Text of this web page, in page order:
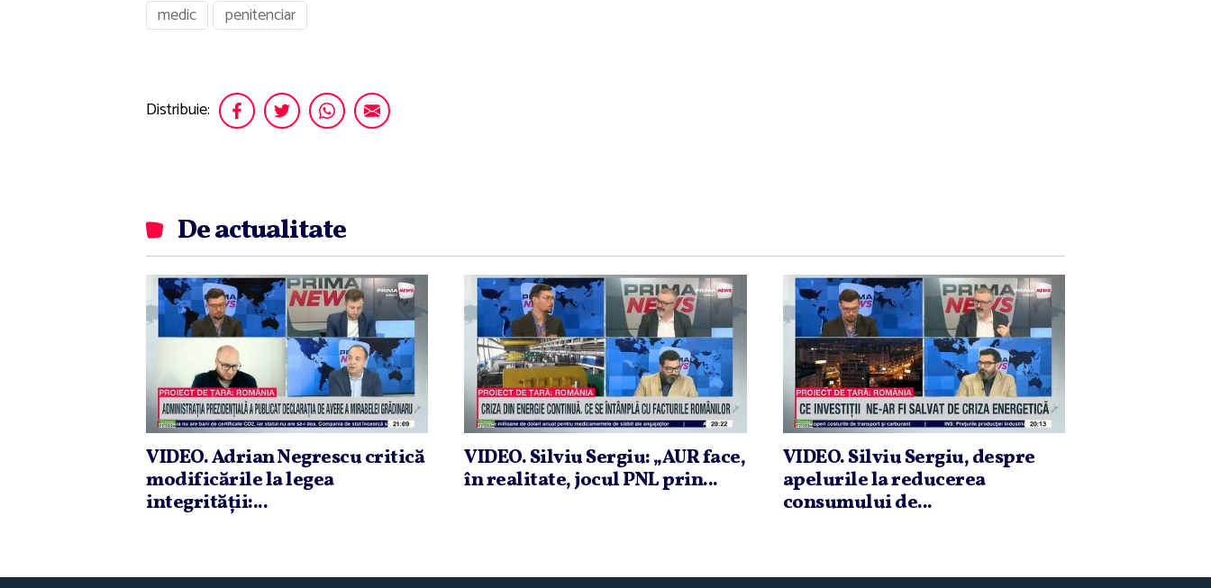
medic
penitenciar
Distribuie:
De actualitate
VIDEO. Adrian Negrescu critică
modificările la legea
integrităţii:...
VIDEO. Silviu Sergiu: „AUR face,
în realitate, jocul PNL prin...
VIDEO. Silviu Sergiu, despre
apelurile la reducerea
consumului de...